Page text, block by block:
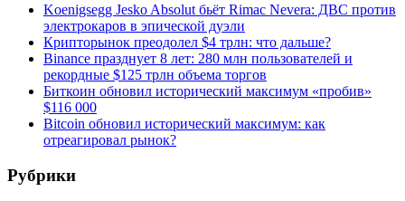
Koenigsegg Jesko Absolut бьёт Rimac Nevera: ДВС против
электрокаров в эпической дуэли
Крипторынок преодолел $4 трлн: что дальше?
Binance празднует 8 лет: 280 млн пользователей и
рекордные $125 трлн объема торгов
Биткоин обновил исторический максимум «пробив»
$116 000
Bitcoin обновил исторический максимум: как
отреагировал рынок?
Рубрики